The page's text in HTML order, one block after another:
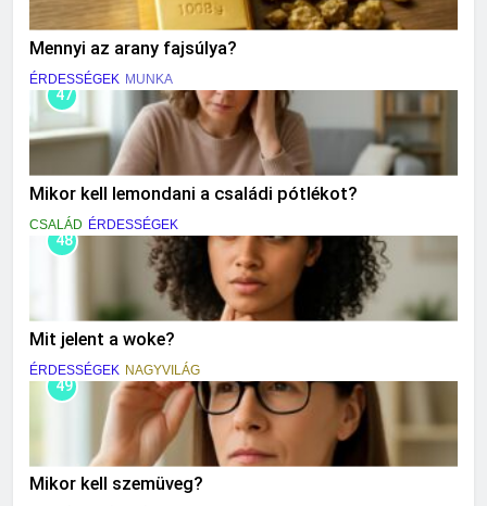
Mennyi az arany fajsúlya?
ÉRDESSÉGEK MUNKA
47
Mikor kell lemondani a családi pótlékot?
CSALÁD ÉRDESSÉGEK
48
Mit jelent a woke?
ÉRDESSÉGEK NAGYVILÁG
49
Mikor kell szemüveg?